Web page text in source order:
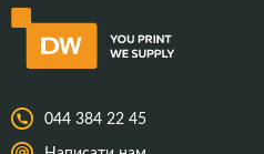
044 384 22 45